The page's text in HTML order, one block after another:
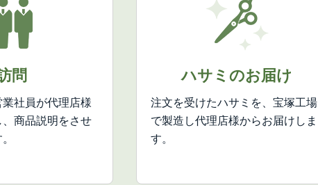
問
社員が代理店様
商品説明をさせ
ハサミのお届け
注文を受けたハサミを、宝塚工場
で製造し代理店様からお届けしま
す。